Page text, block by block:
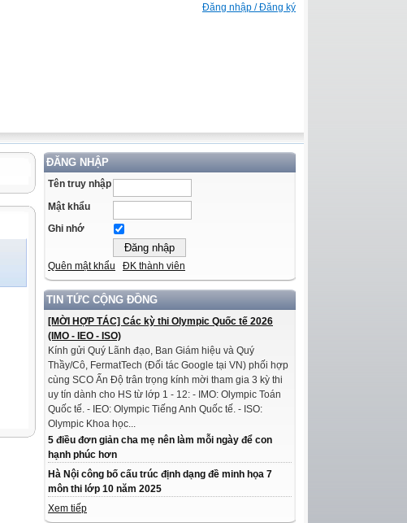
Đăng nhập / Đăng ký
ĐĂNG NHẬP
Tên truy nhập
Mật khẩu
Ghi nhớ
Quên mật khẩu ĐK thành viên
TIN TỨC CỘNG ĐỒNG
[MỜI HỢP TÁC] Các kỳ thi Olympic Quốc tế 2026
(IMO - IEO - ISO)
Kính gửi Quý Lãnh đạo, Ban Giám hiệu và Quý
Thầy/Cô, FermatTech (Đối tác Google tại VN) phối hợp
cùng SCO Ấn Độ trân trọng kính mời tham gia 3 kỳ thi
uy tín dành cho HS từ lớp 1 - 12: - IMO: Olympic Toán
Quốc tế. - IEO: Olympic Tiếng Anh Quốc tế. - ISO:
Olympic Khoa học...
5 điều đơn giản cha mẹ nên làm mỗi ngày để con
hạnh phúc hơn
Hà Nội công bố cấu trúc định dạng đề minh họa 7
môn thi lớp 10 năm 2025
Xem tiếp